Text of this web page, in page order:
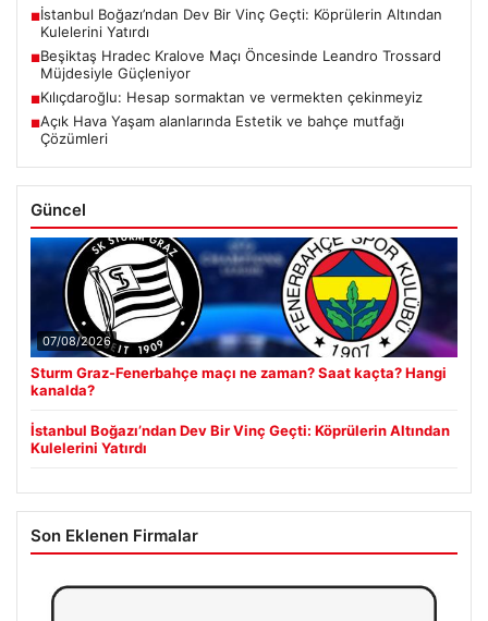
■İstanbul Boğazı’ndan Dev Bir Vinç Geçti: Köprülerin Altından
Kulelerini Yatırdı
■Beşiktaş Hradec Kralove Maçı Öncesinde Leandro Trossard
Müjdesiyle Güçleniyor
■Kılıçdaroğlu: Hesap sormaktan ve vermekten çekinmeyiz
■Açık Hava Yaşam alanlarında Estetik ve bahçe mutfağı
Çözümleri
Güncel
07/08/2026
Sturm Graz-Fenerbahçe maçı ne zaman? Saat kaçta? Hangi
kanalda?
İstanbul Boğazı’ndan Dev Bir Vinç Geçti: Köprülerin Altından
Kulelerini Yatırdı
Son Eklenen Firmalar